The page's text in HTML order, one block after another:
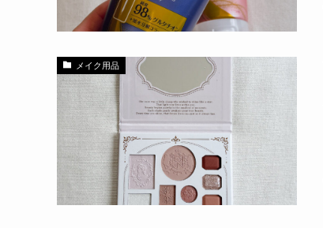
メイク用品